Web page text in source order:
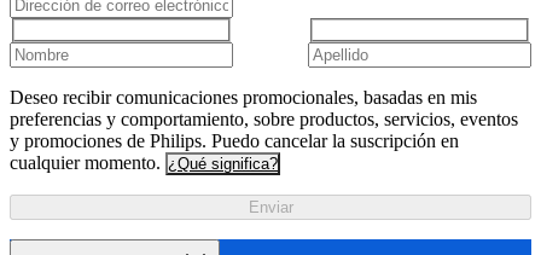
Deseo recibir comunicaciones promocionales, basadas en mis
preferencias y comportamiento, sobre productos, servicios, eventos
y promociones de Philips. Puedo cancelar la suscripción en
cualquier momento. ¿Qué significa?
Enviar